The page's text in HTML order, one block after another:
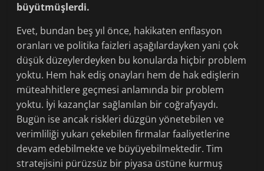
büyütmüşlerdi.
Evet, bundan beş yıl önce, hakikaten enflasyon
oranları ve politika faizleri aşağılardayken yani çok
düşük düzeylerdeyken bu konularda hiçbir problem
yoktu. Hem hak ediş onayları hem de hak edişlerin
müteahhitlere geçmesi anlamında bir problem
yoktu. İyi kazançlar sağlanılan bir coğrafyaydı.
Bugün ise ancak riskleri düzgün yönetebilen ve
verimliliği yukarı çekebilen firmalar faaliyetlerine
devam edebilmekte ve büyüyebilmektedir. Tim
stratejisini pürüzsüz bir piyasa üstüne kurmuş